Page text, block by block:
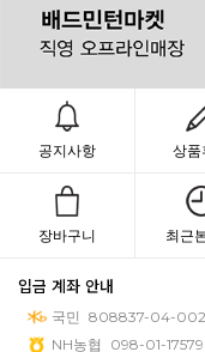
공지사항 상품
장바구니 최근
입금 계좌 안내
국민 808837-04-
NH농협
098-01-